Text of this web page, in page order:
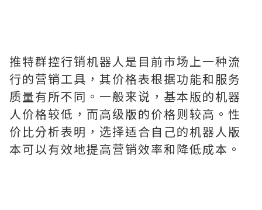
推特群控行销机器人是目前市场上一种流
行的营销工具，其价格表根据功能和服务
质量有所不同。一般来说，基本版的机器
人价格较低，而高级版的价格则较高。性
价比分析表明，选择适合自己的机器人版
本可以有效地提高营销效率和降低成本。